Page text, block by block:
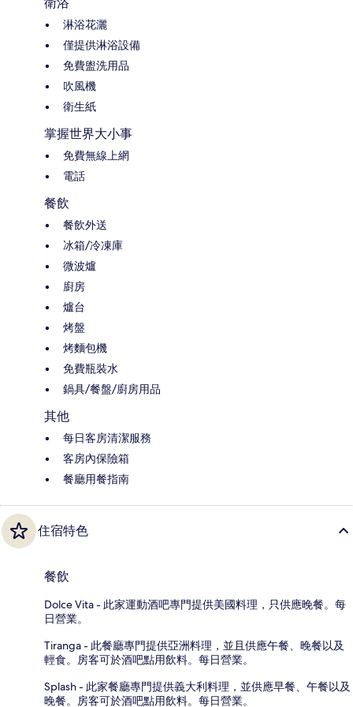
淋浴花灑
僅提供淋浴設備
免費盥洗用品
吹風機
衛生紙
掌握世界大小事
免費無線上網
電話
餐飲
餐飲外送
冰箱/冷凍庫
微波爐
廚房
爐台
烤盤
烤麵包機
免費瓶裝水
鍋具/餐盤/廚房用品
其他
每日客房清潔服務
客房內保險箱
餐廳用餐指南
住宿特色
餐飲
Dolce Vita - 此家運動酒吧專門提供美國料理，只供應晚餐。每
日營業。
Tiranga - 此餐廳專門提供亞洲料理，並且供應午餐、晚餐以及
輕食。房客可於酒吧點用飲料。每日營業。
Splash - 此家餐廳專門提供義大利料理，並供應早餐、午餐以及
晚餐。房客可於酒吧點用飲料。每日營業。